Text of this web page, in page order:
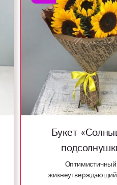
Букет
жизнеутверждающий